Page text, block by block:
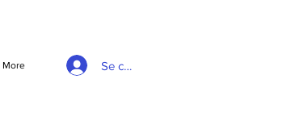
More Se connecter